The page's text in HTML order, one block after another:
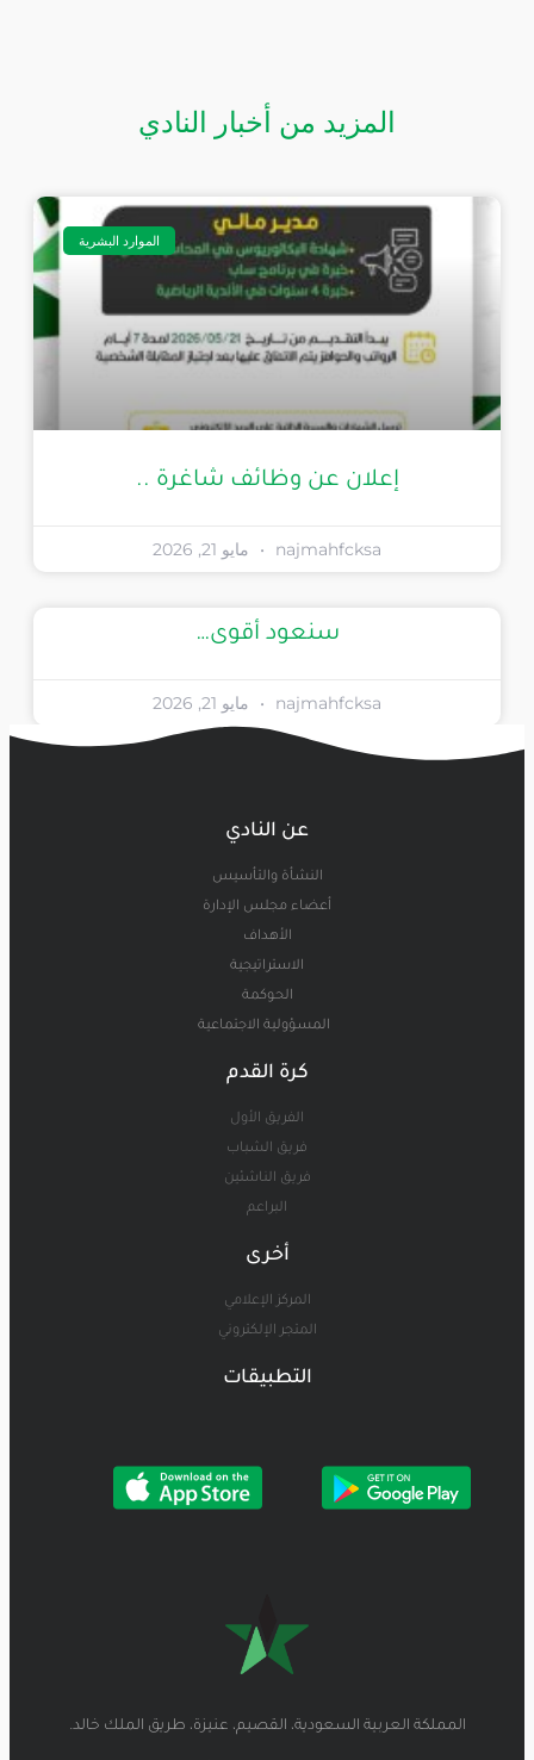
المزيد من أخبار النادي
الموارد البشرية
إعلان عن وظائف شاغرة ..
najmahfcksa مايو 21, 2026
سنعود أقوى…
najmahfcksa مايو 21, 2026
عن النادي
النشأة والتأسيس
أعضاء مجلس الإدارة
الأهداف
الاستراتيجية
الحوكمة
المسؤولية الاجتماعية
كرة القدم
الفريق الأول
فريق الشباب
فريق الناشئين
البراعم
أخرى
المركز الإعلامي
المتجر الإلكتروني
التطبيقات
المملكة العربية السعودية، القصيم، عنيزة، طريق الملك خالد.